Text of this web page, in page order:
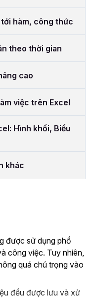
hàm, công thức
theo thời gian
cao
việc trên Excel
Hình khối, Biểu
khác
được sử dụng phổ
công việc. Tuy nhiên,
quá chú trọng vào
đều được lưu và xử